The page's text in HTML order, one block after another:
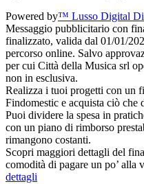
Powered by™ Lusso Digital
Messaggio pubblicitario con
finalizzato, valida dal 01/01/
percorso online. Salvo
per cui Città della Musica srl
non in esclusiva.
Realizza i tuoi progetti con un
Findomestic e acquista ciò che
Puoi dividere la spesa in
con un piano di rimborso
rimangono costanti.
Scopri maggiori dettagli del
comodità di pagare un po’ alla
dettagli